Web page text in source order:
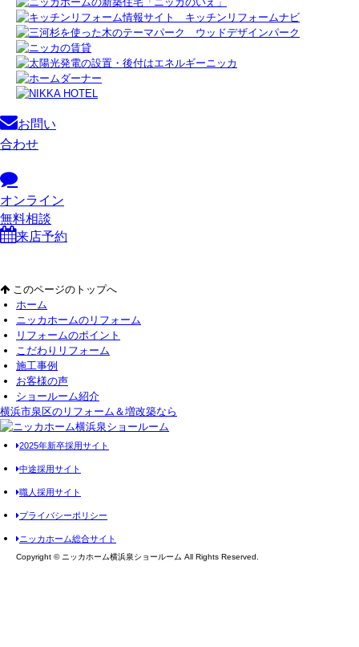
お問い
合わせ
オンライン
無料相談
来店予約
このページのトップへ
ホーム
ニッカホームのリフォーム
リフォームのポイント
こだわりリフォーム
施工事例
お客様の声
ショールーム紹介
横浜市泉区のリフォーム＆増改築なら
2025年新卒採用サイト
中途採用サイト
職人採用サイト
プライバシーポリシー
ニッカホーム総合サイト
Copyright © ニッカホーム横浜泉ショールーム All Rights Reserved.